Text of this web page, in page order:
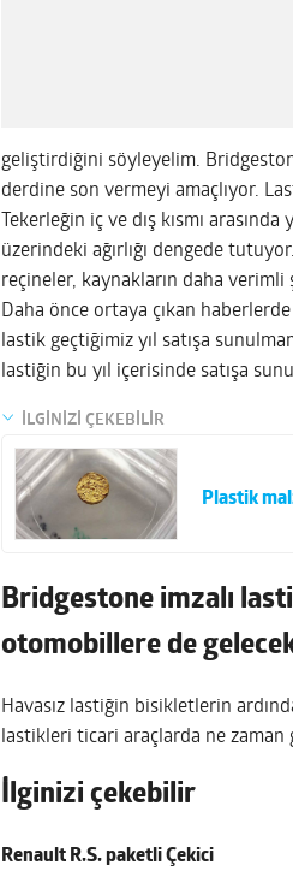
geliştirdiğini söyleyelim.
derdine son vermeyi amaçlıyor.
Tekerleğin iç ve dış kısmı
üzerindeki ağırlığı dengede
reçineler, kaynakların daha verimli
Daha önce ortaya çıkan
lastik geçtiğimiz yıl satışa
lastiğin bu yıl içerisinde satışa
İLGİNİZİ ÇEKEBİLİR
Plastik
Bridgestone imzalı
otomobillere de
Havasız lastiğin bisikletlerin
lastikleri ticari araçlarda ne
İlginizi çekebilir
Renault R.S. paketli Çekici